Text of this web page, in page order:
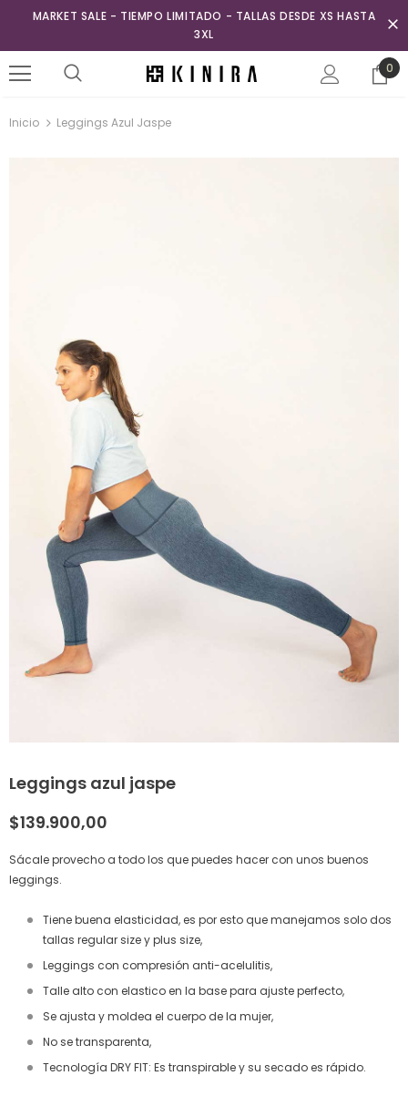
MARKET SALE - TIEMPO LIMITADO - TALLAS DESDE XS HASTA
3XL
0
Inicio Leggings Azul Jaspe
Leggings azul jaspe
$139.900,00
Sácale provecho a todo los que puedes hacer con unos buenos
leggings.
Tiene buena elasticidad, es por esto que manejamos solo dos
tallas regular size y plus size,
Leggings con compresión anti-acelulitis,
Talle alto con elastico en la base para ajuste perfecto,
Se ajusta y moldea el cuerpo de la mujer,
No se transparenta,
Tecnología DRY FIT: Es transpirable y su secado es rápido.